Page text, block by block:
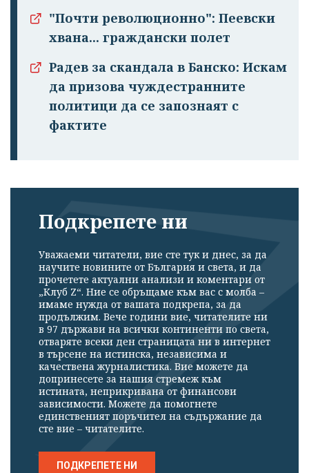
"Почти революционно": Пеевски
хвана... граждански полет
Радев за скандала в Банско: Искам
да призова чуждестранните
политици да се запознаят с
фактите
Подкрепете ни
Уважаеми читатели, вие сте тук и днес, за да
научите новините от България и света, и да
прочетете актуални анализи и коментари от
„Клуб Z“. Ние се обръщаме към вас с молба –
имаме нужда от вашата подкрепа, за да
продължим. Вече години вие, читателите ни
в 97 държави на всички континенти по света,
отваряте всеки ден страницата ни в интернет
в търсене на истинска, независима и
качествена журналистика. Вие можете да
допринесете за нашия стремеж към
истината, неприкривана от финансови
зависимости. Можете да помогнете
единственият поръчител на съдържание да
сте вие – читателите.
ПОДКРЕПЕТЕ НИ